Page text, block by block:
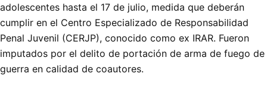
adolescentes hasta el 17 de julio, medida que deberán
cumplir en el Centro Especializado de Responsabilidad
Penal Juvenil (CERJP), conocido como ex IRAR. Fueron
imputados por el delito de portación de arma de fuego de
guerra en calidad de coautores.